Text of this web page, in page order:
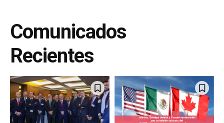
Comunicados
Recientes